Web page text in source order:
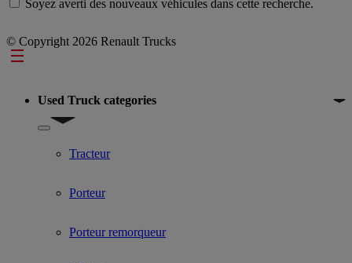
Soyez averti des nouveaux véhicules dans cette recherche.
© Copyright 2026 Renault Trucks
Footer
Used Truck categories
Show submenu for Used Truck categories
Tracteur
Porteur
Porteur remorqueur